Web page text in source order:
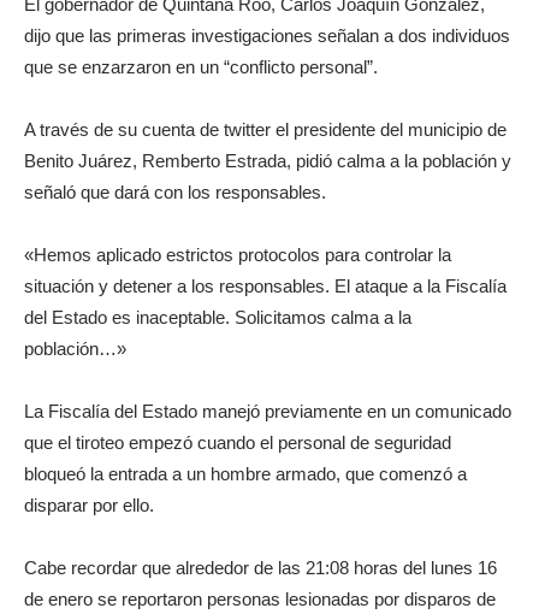
dijo que las primeras investigaciones señalan a dos individuos
que se enzarzaron en un “conflicto personal”.
A través de su cuenta de twitter el presidente del municipio de
Benito Juárez, Remberto Estrada, pidió calma a la población y
señaló que dará con los responsables.
«Hemos aplicado estrictos protocolos para controlar la
situación y detener a los responsables. El ataque a la Fiscalía
del Estado es inaceptable. Solicitamos calma a la
población…»
La Fiscalía del Estado manejó previamente en un comunicado
que el tiroteo empezó cuando el personal de seguridad
bloqueó la entrada a un hombre armado, que comenzó a
disparar por ello.
Cabe recordar que alrededor de las 21:08 horas del lunes 16
de enero se reportaron personas lesionadas por disparos de